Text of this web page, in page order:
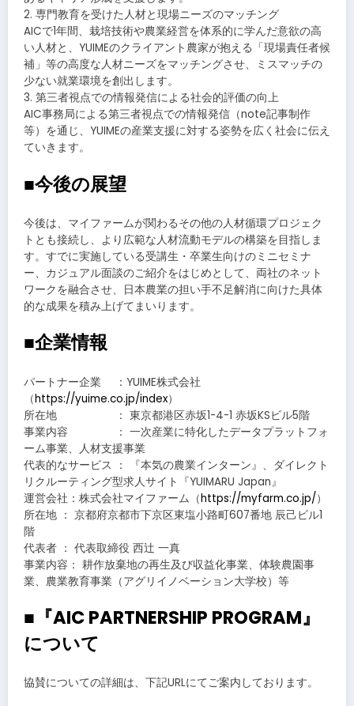
2. 専門教育を受けた人材と現場ニーズのマッチング
AICで1年間、栽培技術や農業経営を体系的に学んだ意欲の高
い人材と、YUIMEのクライアント農家が抱える「現場責任者候
補」等の高度な人材ニーズをマッチングさせ、ミスマッチの
少ない就業環境を創出します。
3. 第三者視点での情報発信による社会的評価の向上
AIC事務局による第三者視点での情報発信（note記事制作
等）を通じ、YUIMEの産業支援に対する姿勢を広く社会に伝え
ていきます。
■今後の展望
今後は、マイファームが関わるその他の人材循環プロジェク
トとも接続し、より広範な人材流動モデルの構築を目指しま
す。すでに実施している受講生・卒業生向けのミニセミナ
ー、カジュアル面談のご紹介をはじめとして、両社のネット
ワークを融合させ、日本農業の担い手不足解消に向けた具体
的な成果を積み上げてまいります。
■企業情報
パートナー企業 ：YUIME株式会社
（https://yuime.co.jp/index）
所在地 ： 東京都港区赤坂1-4-1 赤坂KSビル5階
事業内容 ： 一次産業に特化したデータプラットフォ
ーム事業、人材支援事業
代表的なサービス ： 『本気の農業インターン』、ダイレクト
リクルーティング型求人サイト『YUIMARU Japan』
運営会社：株式会社マイファーム（https://myfarm.co.jp/）
所在地 ： 京都府京都市下京区東塩小路町607番地 辰己ビル1
階
代表者 ： 代表取締役 西辻 一真
事業内容： 耕作放棄地の再生及び収益化事業、体験農園事
業、農業教育事業（アグリイノベーション大学校）等
■『AIC PARTNERSHIP PROGRAM』
について
協賛についての詳細は、下記URLにてご案内しております。